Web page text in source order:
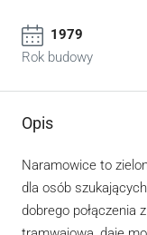
1979
Rok budowy
Opis
Naramowice to
dla osób
dobrego połączenia